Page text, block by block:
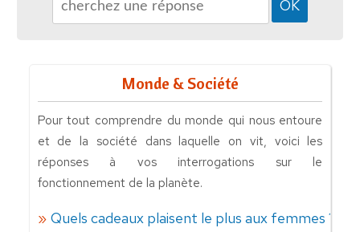
Monde & Société
Pour tout comprendre du monde qui nous entoure
et de la société dans laquelle on vit, voici les
réponses à vos interrogations sur le
fonctionnement de la planète.
Quels cadeaux plaisent le plus aux femmes ?